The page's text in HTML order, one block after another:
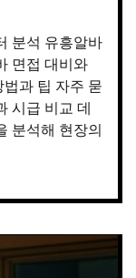
분석 유흥알바
면접 대비와
과 팁 자주 묻
시급 비교 데
분석해 현장의